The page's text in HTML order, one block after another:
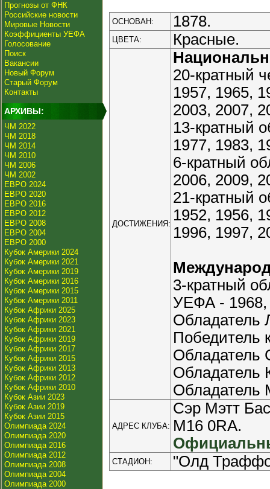
Прогнозы от ФНК
Российские новости
Мировые Новости
Коэффициенты УЕФА
Голосование
Поиск
Вакансии
Новый Форум
Старый Форум
Контакты
АРХИВЫ:
ЧМ 2022
ЧМ 2018
ЧМ 2014
ЧМ 2010
ЧМ 2006
ЧМ 2002
ЕВРО 2024
ЕВРО 2020
ЕВРО 2016
ЕВРО 2012
ЕВРО 2008
ЕВРО 2004
ЕВРО 2000
Кубок Америки 2024
Кубок Америки 2021
Кубок Америки 2019
Кубок Америки 2016
Кубок Америки 2015
Кубок Америки 2011
Кубок Африки 2025
Кубок Африки 2023
Кубок Африки 2021
Кубок Африки 2019
Кубок Африки 2017
Кубок Африки 2015
Кубок Африки 2013
Кубок Африки 2012
Кубок Африки 2010
Кубок Азии 2023
Кубок Азии 2019
Кубок Азии 2015
Олимпиада 2024
Олимпиада 2020
Олимпиада 2016
Олимпиада 2012
Олимпиада 2008
Олимпиада 2004
Олимпиада 2000
ОСНОВАН: 1878.
ЦВЕТА: Красные.
ДОСТИЖЕНИЯ:
20-кратный
1957, 1965,
2003, 2007,
13-кратный
1977, 1983,
6-кратный
2006, 2009,
21-кратный
1952, 1956,
1996, 1997,
3-кратный
УЕФА - 1968,
Обладатель
Победитель
Обладатель
Обладатель
Обладатель
АДРЕС КЛУБА:
Сэр Мэтт
M16 0RA.
СТАДИОН: "Олд